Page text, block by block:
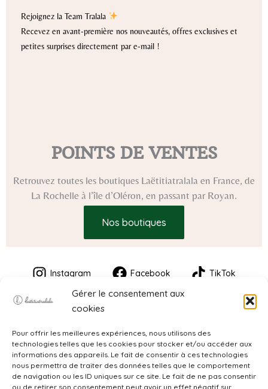
Gérer le consentement aux
cookies
Pour offrir les meilleures expériences, nous utilisons des
technologies telles que les cookies pour stocker et/ou accéder aux
informations des appareils. Le fait de consentir à ces technologies
nous permettra de traiter des données telles que le comportement
de navigation ou les ID uniques sur ce site. Le fait de ne pas consentir
ou de retirer son consentement peut avoir un effet négatif sur
Rejoignez la Team Tralala
Recevez en avant-première nos nouveautés, offres exclusives et
petites surprises directement par e-mail !
POINTS DE VENTES
Retrouvez toutes les boutiques Laëtitiatralala en France, de
La Rochelle à l’île d’Oléron, en passant par Royan.
Nos boutiques
Instagram Facebook TikTok
CGV